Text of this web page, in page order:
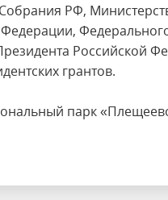
РФ,
Российской
грантов.
парк